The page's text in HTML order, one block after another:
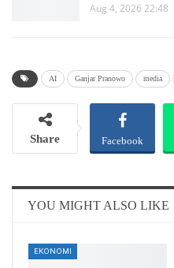
Aug 4, 2026 22:48
AI Ganjar Pranowo media
Share Facebook
YOU MIGHT ALSO LIKE
EKONOMI